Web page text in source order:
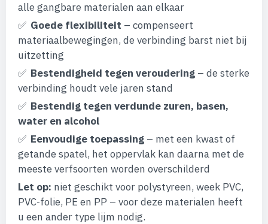
alle gangbare materialen aan elkaar
Goede flexibiliteit – compenseert
materiaalbewegingen, de verbinding barst niet bij
uitzetting
Bestendigheid tegen veroudering – de sterke
verbinding houdt vele jaren stand
Bestendig tegen verdunde zuren, basen,
water en alcohol
Eenvoudige toepassing – met een kwast of
getande spatel, het oppervlak kan daarna met de
meeste verfsoorten worden overschilderd
Let op: niet geschikt voor polystyreen, week PVC,
PVC-folie, PE en PP – voor deze materialen heeft
u een ander type lijm nodig.